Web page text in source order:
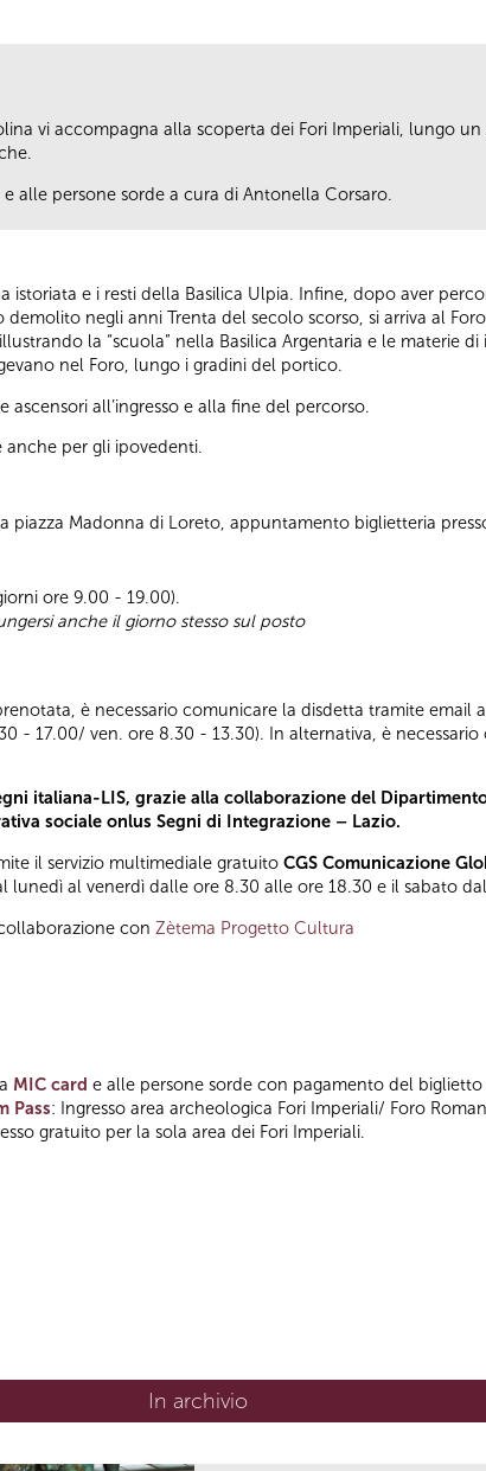
vi accompagna alla scoperta dei Fori Imperiali, lungo un
alle persone sorde a cura di Antonella Corsaro.
istoriata e i resti della Basilica Ulpia. Infine, dopo aver
negli anni Trenta del secolo scorso, si arriva al
la “scuola” nella Basilica Argentaria e le materie
nel Foro, lungo i gradini del portico.
ascensori all’ingresso e alla fine del percorso.
anche per gli ipovedenti.
piazza Madonna di Loreto, appuntamento biglietteria
ore 9.00 - 19.00).
anche il giorno stesso sul posto
è necessario comunicare la disdetta tramite email
- 17.00/ ven. ore 8.30 - 13.30). In alternativa, è
italiana-LIS, grazie alla collaborazione del
sociale onlus Segni di Integrazione – Lazio.
il servizio multimediale gratuito CGS Comunicazione
lunedì al venerdì dalle ore 8.30 alle ore 18.30 e il sabato
con Zètema Progetto Cultura
MIC card e alle persone sorde con pagamento del biglietto
Pass: Ingresso area archeologica Fori Imperiali/ Foro
gratuito per la sola area dei Fori Imperiali.
In archivio